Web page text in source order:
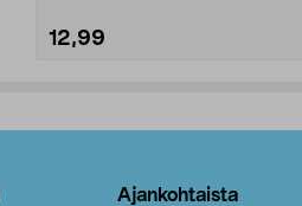
12,99
Ajankohtaista